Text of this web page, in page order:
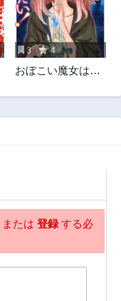
3 4
おぼこい魔女はま
または 登録する必